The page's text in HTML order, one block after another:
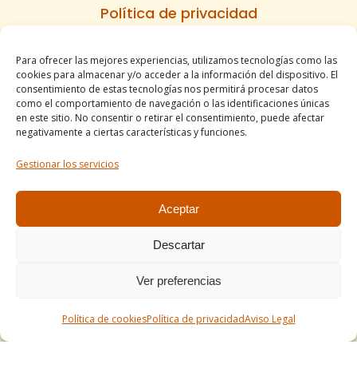
Para ofrecer las mejores experiencias, utilizamos tecnologías como las
cookies para almacenar y/o acceder a la información del dispositivo. El
consentimiento de estas tecnologías nos permitirá procesar datos
como el comportamiento de navegación o las identificaciones únicas
en este sitio. No consentir o retirar el consentimiento, puede afectar
negativamente a ciertas características y funciones.
Gestionar los servicios
Aceptar
Descartar
Ver preferencias
Política de cookiesPolítica de privacidadAviso Legal
Política de privacidad
Informe de accesibilidad
Condiciones de venta
Mapa del sitio
comercial@apirossend.com